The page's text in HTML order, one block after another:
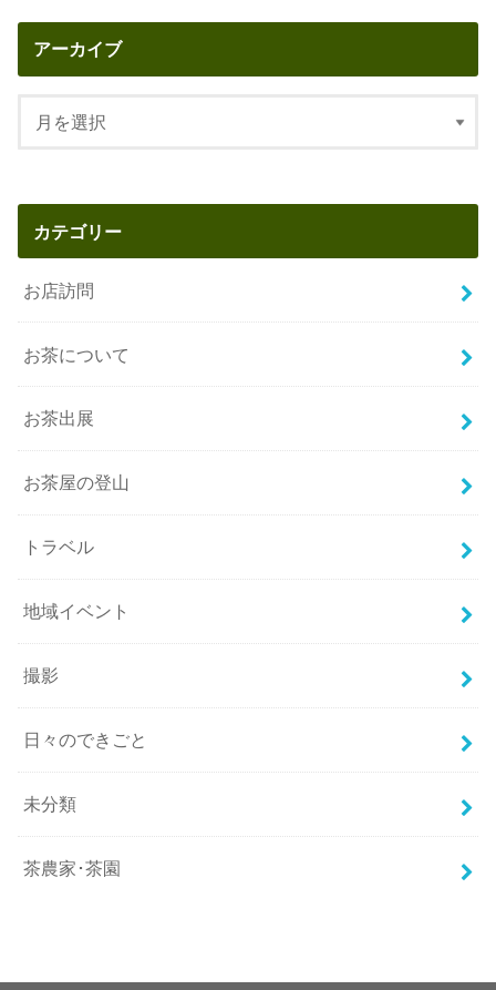
アーカイブ
カテゴリー
お店訪問
お茶について
お茶出展
お茶屋の登山
トラベル
地域イベント
撮影
日々のできごと
未分類
茶農家･茶園